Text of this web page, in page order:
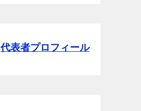
代表者プロフィール